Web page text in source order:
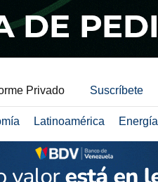
Privado Suscríbete
Latinoamérica Energía